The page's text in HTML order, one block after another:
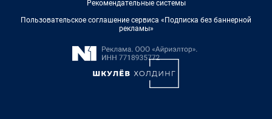
Рекомендательные системы
Пользовательское соглашение сервиса «Подписка без баннерной
рекламы»